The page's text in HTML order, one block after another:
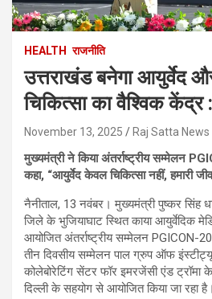
HEALTH राजनीति
उत्तराखंड बनेगा आयुर्वेद
चिकित्सा का वैश्विक केंद्र
November 13, 2025 Raj Satta News
मुख्यमंत्री ने किया अंतर्राष्ट्रीय सम्मेलन
कहा, “आयुर्वेद केवल चिकित्सा नहीं, हमारी
नैनीताल, 13 नवंबर। मुख्यमंत्री पुष्कर सिंह
जिले के भुजियाघाट स्थित काया आयुर्वेदिक
आयोजित अंतर्राष्ट्रीय सम्मेलन PGICON-
तीन दिवसीय सम्मेलन पाल ग्रुप ऑफ इंस्टीट्यूट,
कोलेबोरेटिंग सेंटर फॉर इमरजेंसी एंड ट्रॉमा
दिल्ली के सहयोग से आयोजित किया जा रहा है।